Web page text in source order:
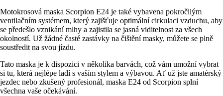
Motokrosová maska Scorpion E24 je také vybavena pokročilým
ventilačním systémem, který zajišťuje optimální cirkulaci vzduchu, aby
se předešlo vznikání mlhy a zajistila se jasná viditelnost za všech
okolností. Už žádné časté zastávky na čištění masky, můžete se plně
soustředit na svou jízdu.
Tato maska je k dispozici v několika barvách, což vám umožní vybrat
si tu, která nejlépe ladí s vaším stylem a výbavou. Ať už jste amatérský
jezdec nebo zkušený profesionál, maska E24 od Scorpion splní
všechna vaše očekávání.